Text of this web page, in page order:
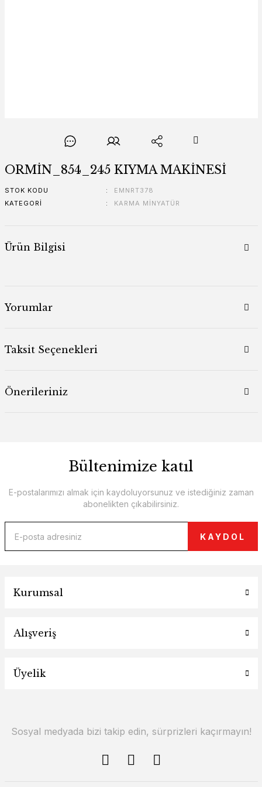
ORMİN_854_245 KIYMA MAKİNESİ
STOK KODU
EMNRT378
KATEGORI
KARMA MİNYATÜR
Ürün Bilgisi
Yorumlar
Taksit Seçenekleri
Önerileriniz
Bültenimize katıl
E-postalarımızı almak için kaydoluyorsunuz ve istediğiniz zaman
abonelikten çıkabilirsiniz.
KAYDOL
Kurumsal
Alışveriş
Üyelik
Sosyal medyada bizi takip edin, sürprizleri kaçırmayın!